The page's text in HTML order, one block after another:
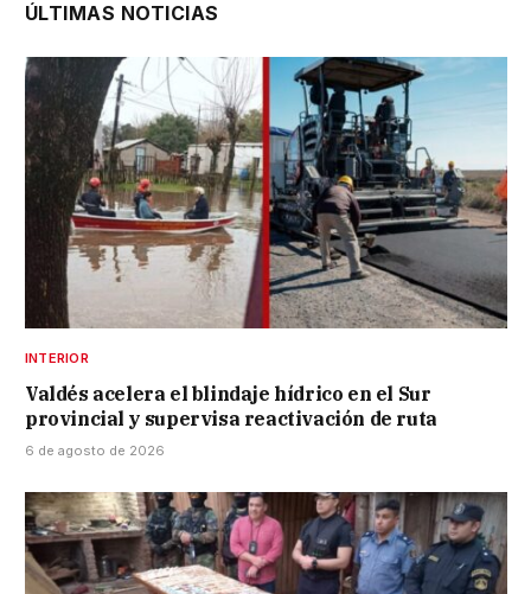
ÚLTIMAS NOTICIAS
INTERIOR
Valdés acelera el blindaje hídrico en el Sur
provincial y supervisa reactivación de ruta
6 de agosto de 2026